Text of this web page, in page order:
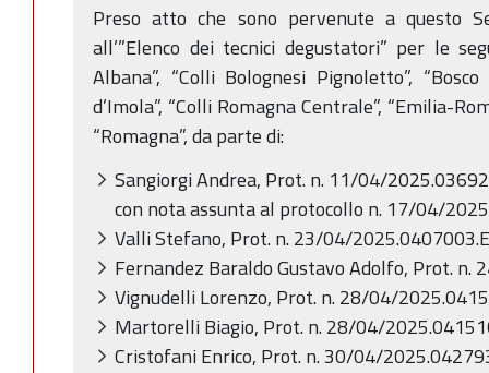
Preso atto che sono pervenute a questo
all’”Elenco dei tecnici degustatori” per le
Albana”, “Colli Bolognesi Pignoletto”,
d’Imola”, “Colli Romagna Centrale”, “Emilia-
“Romagna”, da parte di:
Sangiorgi Andrea, Prot. n. 11/04/
con nota assunta al protocollo n. 17/04/
Valli Stefano, Prot. n. 23/04/
Fernandez Baraldo Gustavo Adolfo, Prot. n.
Vignudelli Lorenzo, Prot. n. 28/04/
Martorelli Biagio, Prot. n. 28/04/
Cristofani Enrico, Prot. n. 30/04/